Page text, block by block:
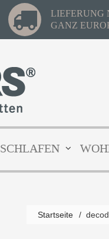
LIEFERUNG
GANZ
SCHLAFEN
Startseite /